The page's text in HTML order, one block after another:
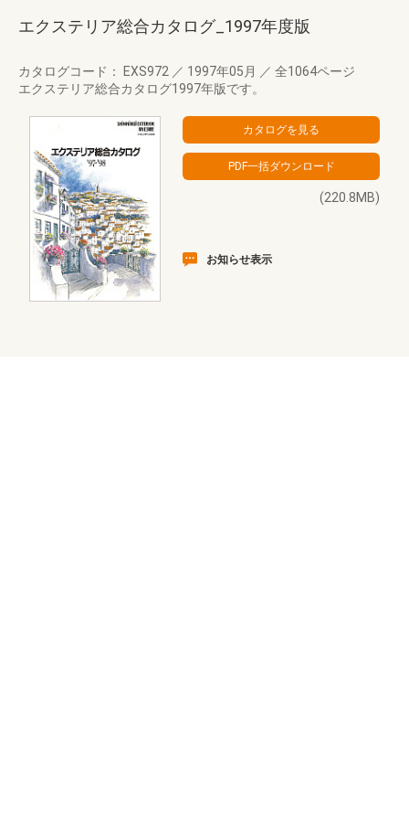
エクステリア総合カタログ_1997年度版
カタログコード： EXS972 ／ 1997年05月 ／ 全1064ページ
エクステリア総合カタログ1997年版です。
(220.8MB)
お知らせ表示